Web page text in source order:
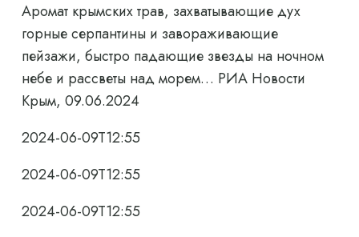
Аромат крымских трав, захватывающие дух
горные серпантины и завораживающие
пейзажи, быстро падающие звезды на ночном
небе и рассветы над морем… РИА Новости
Крым, 09.06.2024
2024-06-09T12:55
2024-06-09T12:55
2024-06-09T12:55